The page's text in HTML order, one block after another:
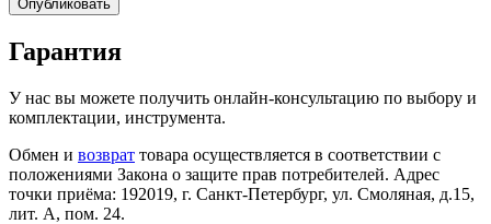
Опубликовать
Гарантия
У нас вы можете получить онлайн-консультацию по выбору и
комплектации, инструмента.
Обмен и возврат товара осуществляется в соответствии с
положениями Закона о защите прав потребителей. Адрес
точки приёма: 192019, г. Санкт-Петербург, ул. Смоляная, д.15,
лит. А, пом. 24.